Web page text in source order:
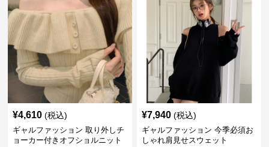
¥4,610 (税込)
ギャルファッション 取り外しチ
ョーカー付きオフショルニット
¥7,940 (税込)
ギャルファッション 今季必須お
しゃれ肩見せスウェット